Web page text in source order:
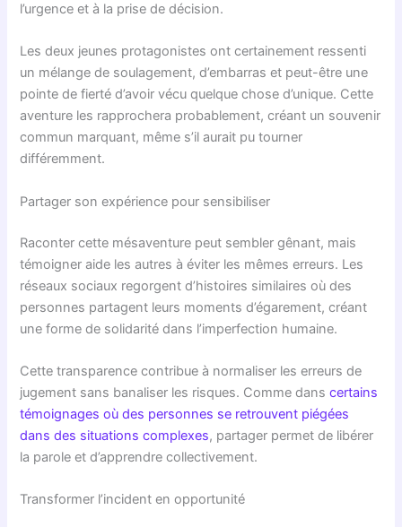
l’urgence et à la prise de décision.
Les deux jeunes protagonistes ont certainement ressenti
un mélange de soulagement, d’embarras et peut-être une
pointe de fierté d’avoir vécu quelque chose d’unique. Cette
aventure les rapprochera probablement, créant un souvenir
commun marquant, même s’il aurait pu tourner
différemment.
Partager son expérience pour sensibiliser
Raconter cette mésaventure peut sembler gênant, mais
témoigner aide les autres à éviter les mêmes erreurs. Les
réseaux sociaux regorgent d’histoires similaires où des
personnes partagent leurs moments d’égarement, créant
une forme de solidarité dans l’imperfection humaine.
Cette transparence contribue à normaliser les erreurs de
jugement sans banaliser les risques. Comme danscertains
témoignages où des personnes se retrouvent piégées
dans des situations complexes, partager permet de libérer
la parole et d’apprendre collectivement.
Transformer l’incident en opportunité